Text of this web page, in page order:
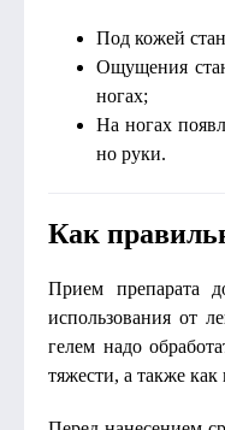
Под кожей
Ощущения
ногах;
На ногах
но руки.
Как
Прием препарата
использования от
гелем надо
тяжести, а также как